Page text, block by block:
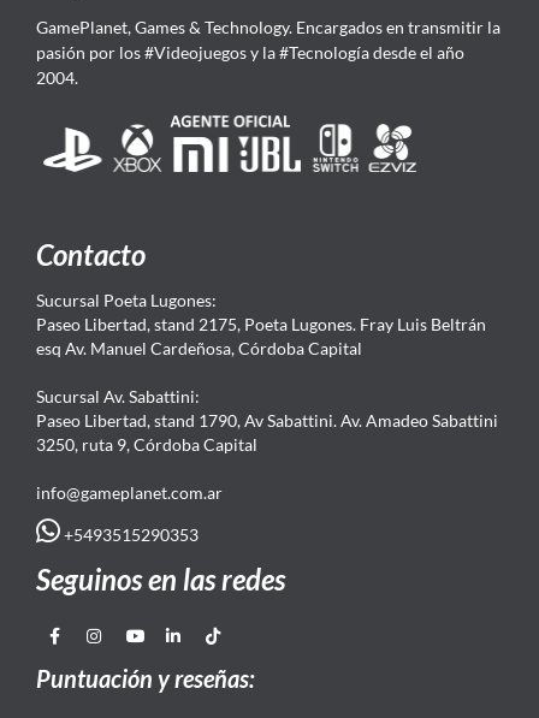
GamePlanet, Games & Technology. Encargados en transmitir la
pasión por los #Videojuegos y la #Tecnología desde el año
2004.
Contacto
Sucursal Poeta Lugones:
Paseo Libertad, stand 2175, Poeta Lugones. Fray Luis Beltrán
esq Av. Manuel Cardeñosa, Córdoba Capital
Sucursal Av. Sabattini:
Paseo Libertad, stand 1790, Av Sabattini. Av. Amadeo Sabattini
3250, ruta 9, Córdoba Capital
info@gameplanet.com.ar
+5493515290353
Seguinos en las redes
Puntuación y reseñas: